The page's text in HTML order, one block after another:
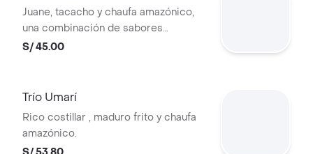
Juane, tacacho y chaufa amazónico,
una combinación de sabores
tradicionales de la Amazonía peruana.
S/ 45.00
Trío Umarí
Rico costillar , maduro frito y chaufa
amazónico.